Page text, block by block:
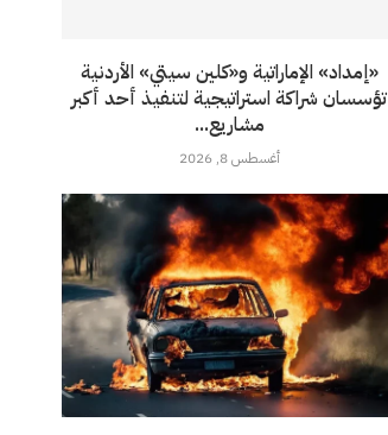
«إمداد» الإماراتية و«كلين سيتي» الأردنية
تؤسسان شراكة استراتيجية لتنفيذ أحد أكبر
مشاريع...
أغسطس 8, 2026